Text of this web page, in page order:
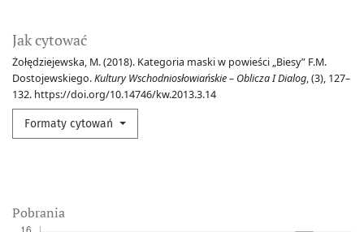
Jak cytować
Żołędziejewska, M. (2018). Kategoria maski w powieści „Biesy” F.M.
Dostojewskiego.Kultury Wschodniosłowiańskie – Oblicza I Dialog, (3), 127–
132. https://doi.org/10.14746/kw.2013.3.14
Formaty cytowań
Pobrania